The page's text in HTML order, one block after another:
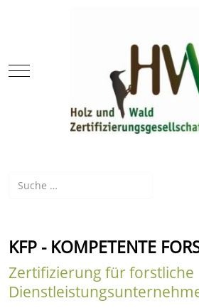
Mobile Menu Toggle
Suchen
KFP - KOMPETENTE
Zertifizierung für forstliche